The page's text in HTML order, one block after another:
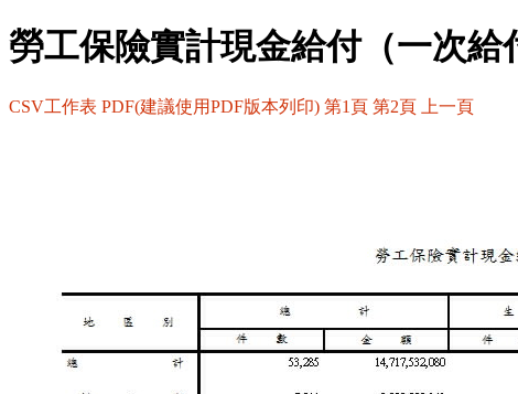
勞工保險實計現金給付（一次
CSV工作表 PDF(建議使用PDF版本列印) 第1頁 第2頁 上一頁